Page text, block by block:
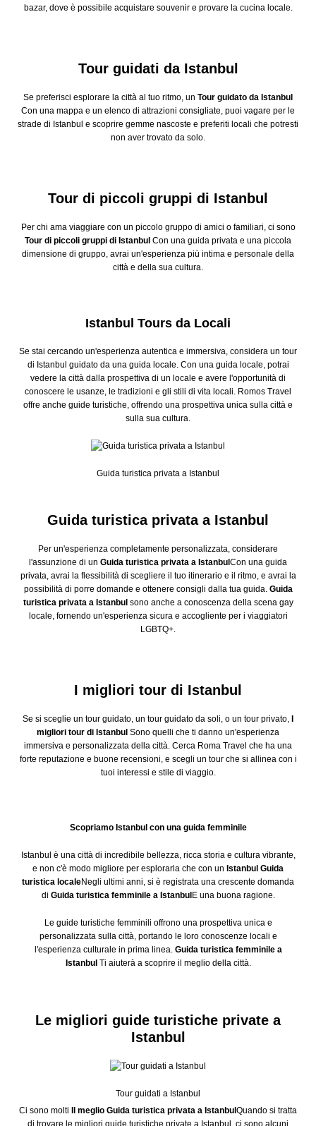
bazar, dove è possibile acquistare souvenir e provare la cucina locale.
Tour guidati da Istanbul
Se preferisci esplorare la città al tuo ritmo, un Tour guidato da Istanbul
Con una mappa e un elenco di attrazioni consigliate, puoi vagare per le
strade di Istanbul e scoprire gemme nascoste e preferiti locali che potresti
non aver trovato da solo.
Tour di piccoli gruppi di Istanbul
Per chi ama viaggiare con un piccolo gruppo di amici o familiari, ci sono
Tour di piccoli gruppi di Istanbul Con una guida privata e una piccola
dimensione di gruppo, avrai un'esperienza più intima e personale della
città e della sua cultura.
Istanbul Tours da Locali
Se stai cercando un'esperienza autentica e immersiva, considera un tour
di Istanbul guidato da una guida locale. Con una guida locale, potrai
vedere la città dalla prospettiva di un locale e avere l'opportunità di
conoscere le usanze, le tradizioni e gli stili di vita locali. Romos Travel
offre anche guide turistiche, offrendo una prospettiva unica sulla città e
sulla sua cultura.
Guida turistica privata a Istanbul
Guida turistica privata a Istanbul
Per un'esperienza completamente personalizzata, considerare
l'assunzione di un Guida turistica privata a Istanbul Con una guida
privata, avrai la flessibilità di scegliere il tuo itinerario e il ritmo, e avrai la
possibilità di porre domande e ottenere consigli dalla tua guida. Guida
turistica privata a Istanbul sono anche a conoscenza della scena gay
locale, fornendo un'esperienza sicura e accogliente per i viaggiatori
LGBTQ+.
I migliori tour di Istanbul
Se si sceglie un tour guidato, un tour guidato da soli, o un tour privato,
migliori tour di Istanbul Sono quelli che ti danno un'esperienza
immersiva e personalizzata della città. Cerca Roma Travel che ha una
forte reputazione e buone recensioni, e scegli un tour che si allinea con i
tuoi interessi e stile di viaggio.
Scopriamo Istanbul con una guida femminile
Istanbul è una città di incredibile bellezza, ricca storia e cultura vibrante,
e non c'è modo migliore per esplorarla che con un Istanbul Guida
turistica localeNegli ultimi anni, si è registrata una crescente domanda
di Guida turistica femminile a Istanbul E una buona ragione.
Le guide turistiche femminili offrono una prospettiva unica e
personalizzata sulla città, portando le loro conoscenze locali e
l'esperienza culturale in prima linea. Guida turistica femminile a
Istanbul Ti aiuterà a scoprire il meglio della città.
Le migliori guide turistiche private a
Istanbul
Tour guidati a Istanbul
Ci sono molti
Il meglio Guida turistica privata a Istanbul Quando si tratta
di trovare le migliori guide turistiche private a Istanbul, ci sono alcuni